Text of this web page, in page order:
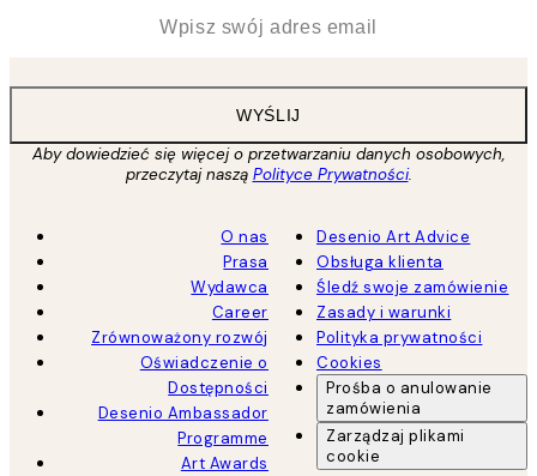
WYŚLIJ
Aby dowiedzieć się więcej o przetwarzaniu danych osobowych,
przeczytaj naszą Polityce Prywatności.
O nas
Prasa
Wydawca
Career
Zrównoważony rozwój
Oświadczenie o
Dostępności
Desenio Ambassador
Programme
Art Awards
Desenio Art Advice
Obsługa klienta
Śledź swoje zamówienie
Zasady i warunki
Polityka prywatności
Cookies
Prośba o anulowanie
zamówienia
Zarządzaj plikami
cookie